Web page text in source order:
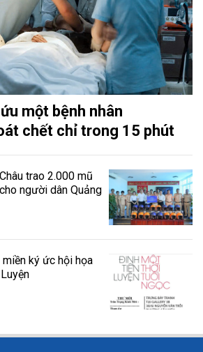
một bệnh nhân
chết chỉ trong 15 phút
trao 2.000 mũ
người dân Quảng
ký ức hội họa